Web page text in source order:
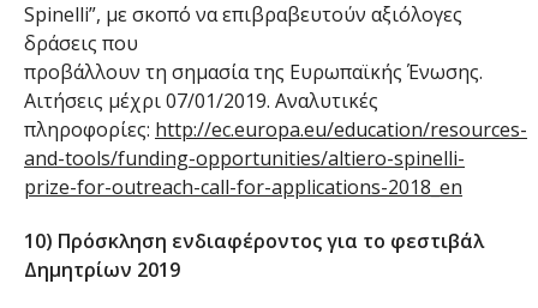
Spinelli”, με σκοπό να επιβραβευτούν αξιόλογες
δράσεις που
προβάλλουν τη σημασία της Ευρωπαϊκής Ένωσης.
Αιτήσεις μέχρι 07/01/2019. Αναλυτικές
πληροφορίες: http://ec.europa.eu/education/resources-
and-tools/funding-opportunities/altiero-spinelli-
prize-for-outreach-call-for-applications-2018_en
10) Πρόσκληση ενδιαφέροντος για το φεστιβάλ
Δημητρίων 2019